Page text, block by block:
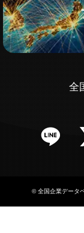
Twitter
©全国企業データ